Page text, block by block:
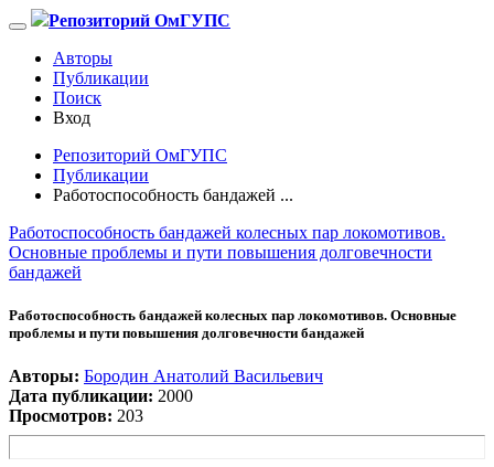
Репозиторий ОмГУПС
Авторы
Публикации
Поиск
Вход
Репозиторий ОмГУПС
Публикации
Работоспособность бандажей ...
Работоспособность бандажей колесных пар локомотивов.
Основные проблемы и пути повышения долговечности
бандажей
Работоспособность бандажей колесных пар локомотивов. Основные
проблемы и пути повышения долговечности бандажей
Авторы: Бородин Анатолий Васильевич
Дата публикации: 2000
Просмотров: 203